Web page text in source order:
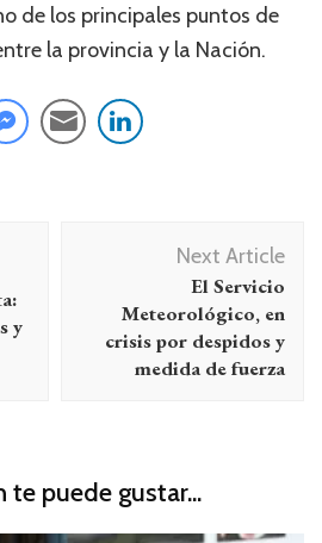
de los principales puntos de
la provincia y la Nación.
y
Next Article
El Servicio
Meteorológico, en
crisis por despidos y
medida de fuerza
te puede gustar...